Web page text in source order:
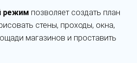
режим позволяет создать план
стены, проходы, окна,
магазинов и проставить